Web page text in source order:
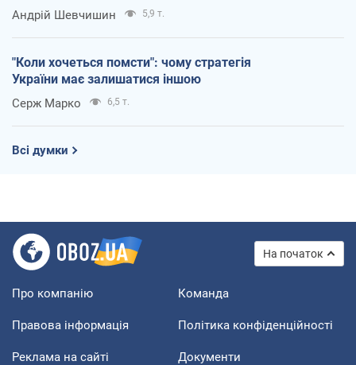
Андрій Шевчишин 5,9 т.
"Коли хочеться помсти": чому стратегія
України має залишатися іншою
Серж Марко 6,5 т.
Всі думки
На початок
Про компанію Команда
Правова інформація Політика конфіденційності
Реклама на сайті Документи